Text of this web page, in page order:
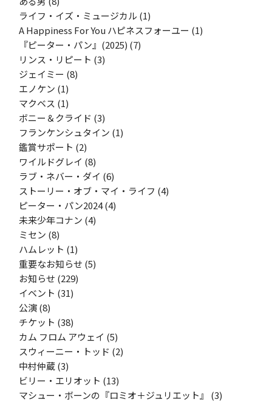
ライフ・イズ・ミュージカル (1)
A Happiness For You ハピネスフォーユー (1)
『ピーター・パン』(2025) (7)
リンス・リピート (3)
ジェイミー (8)
エノケン (1)
マクベス (1)
ボニー＆クライド (3)
フランケンシュタイン (1)
鑑賞サポート (2)
ワイルドグレイ (8)
ラブ・ネバー・ダイ (6)
ストーリー・オブ・マイ・ライフ (4)
ピーター・パン2024(4)
未来少年コナン (4)
ミセン (8)
ハムレット (1)
重要なお知らせ (5)
お知らせ (229)
イベント (31)
公演(8)
チケット (38)
カム フロム アウェイ (5)
スウィーニー・トッド (2)
中村仲蔵(3)
ビリー・エリオット (13)
マシュー・ボーンの『ロミオ＋ジュリエット』
(3)